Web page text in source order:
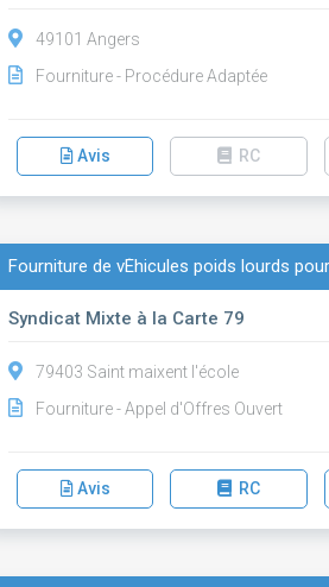
49101 Angers
Fourniture - Procédure Adaptée
Avis RC
Fourniture de vÉhicules poids lourds
Syndicat Mixte à la Carte 79
79403 Saint maixent l'école
Fourniture - Appel d'Offres Ouvert
Avis RC